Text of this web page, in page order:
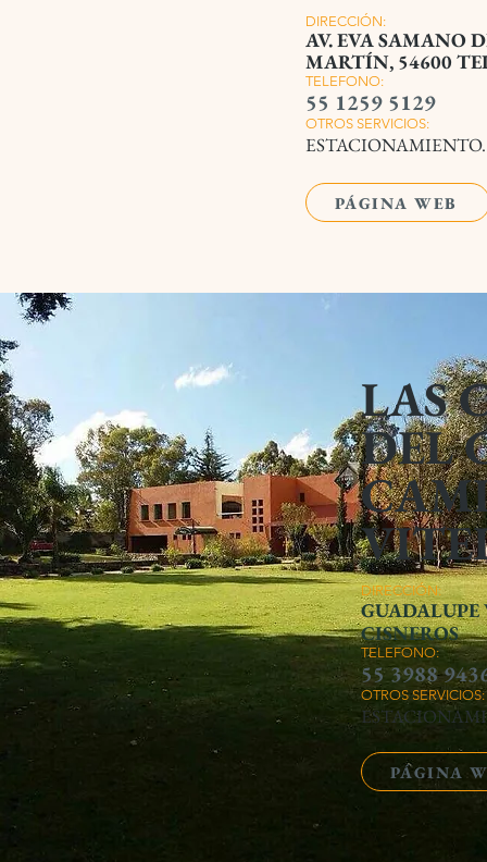
DIRECCIÓN:
AV. EVA SAMANO
MARTÍN, 54600
TELEFONO:
55 1259 5129
OTROS SERVICIOS:
ESTACIONAMIENTO.
PÁGINA WEB
LAS
DEL
DIRECCIÓN:
CISNEROS
TELEFONO:
55 3988
OTROS SERVICIOS:
PÁGINA